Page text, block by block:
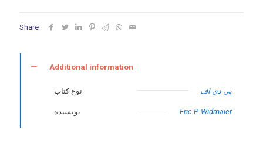
Share
Additional information
نوع کتاب پی دی اف
نویسنده Eric P. Widmaier